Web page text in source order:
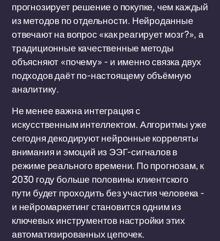
прогнозирует решение о покупке, чем каждый
из методов по отдельности. Нейроданные
отвечают на вопрос «как реагирует мозг?», а
традиционные качественные методы
объясняют «почему» - и именно связка двух
подходов даёт по-настоящему объёмную
аналитику.
Не менее важна интеграция с
искусственным интеллектом. Алгоритмы уже
сегодня декодируют нейронные корреляты
внимания и эмоций из ЭЭГ-сигналов в
режиме реального времени. По прогнозам, к
2030 году больше половины клиентского
пути будет проходить без участия человека -
и нейромаркетинг становится одним из
ключевых инструментов настройки этих
автоматизированных цепочек.